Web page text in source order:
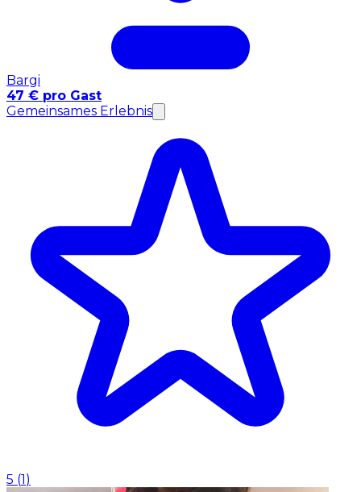
Bargi
47 € pro Gast
Gemeinsames Erlebnis
5 (1)